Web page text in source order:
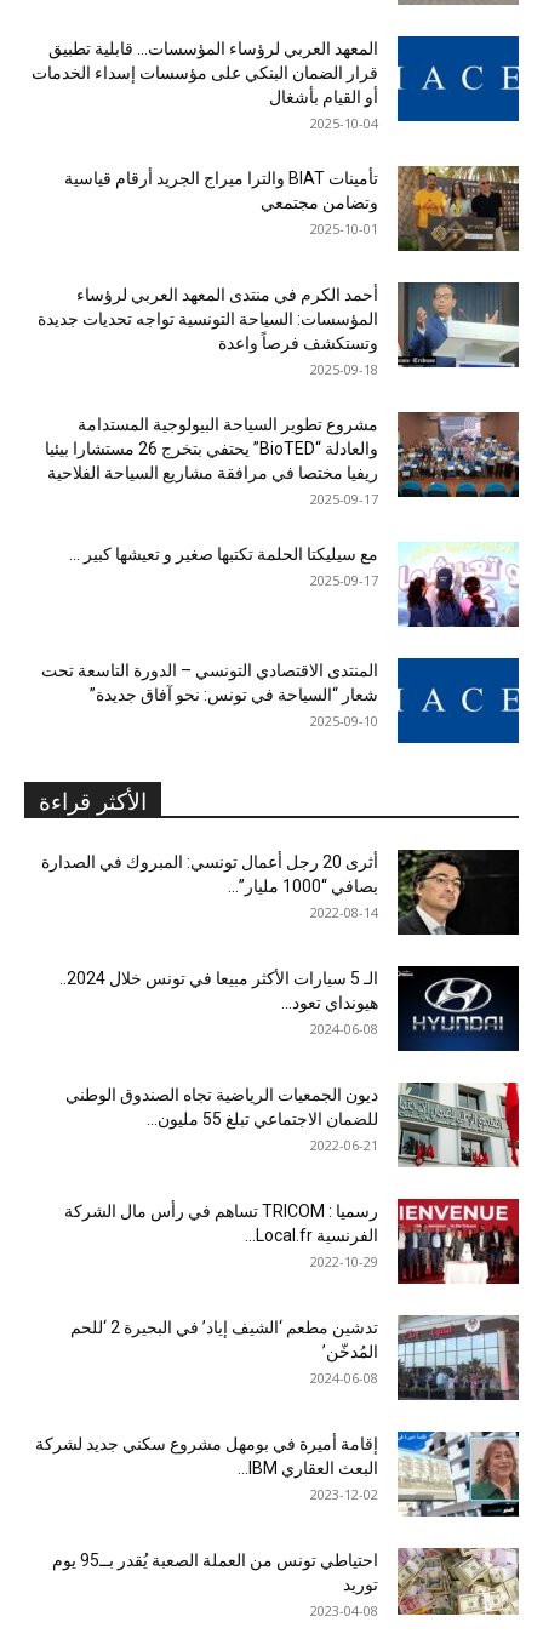
المعهد العربي لرؤساء المؤسسات… قابلية تطبيق
قرار الضمان البنكي على مؤسسات إسداء الخدمات
أو القيام بأشغال
2025-10-04
تأمينات BIAT والترا ميراج الجريد أرقام قياسية
وتضامن مجتمعي
2025-10-01
أحمد الكرم في منتدى المعهد العربي لرؤساء
المؤسسات: السياحة التونسية تواجه تحديات جديدة
وتستكشف فرصاً واعدة
2025-09-18
مشروع تطوير السياحة البيولوجية المستدامة
والعادلة “BioTED” يحتفي بتخرج 26 مستشارا بيئيا
ريفيا مختصا في مرافقة مشاريع السياحة الفلاحية
2025-09-17
مع سيليكتا الحلمة تكتبها صغير و تعيشها كبير …
2025-09-17
المنتدى الاقتصادي التونسي – الدورة التاسعة تحت
شعار “السياحة في تونس: نحو آفاق جديدة”
2025-09-10
الأكثر قراءة
أثرى 20 رجل أعمال تونسي: المبروك في الصدارة
بصافي “1000 مليار”...
2022-08-14
هيونداي تعود...
2024-06-08
ديون الجمعيات الرياضية تجاه الصندوق الوطني
للضمان الاجتماعي تبلغ 55 مليون...
2022-06-21
رسميا : TRICOM تساهم في رأس مال الشركة
الفرنسية Local.fr...
2022-10-29
تدشين مطعم ‘الشيف إياد’ في البحيرة 2 ‘للحم
المُدخّن’
2024-06-08
إقامة أميرة في بومهل مشروع سكني جديد لشركة
البعث العقاري IBM...
2023-12-02
احتياطي تونس من العملة الصعبة يُقدر بــ95 يوم
توريد
2023-04-08